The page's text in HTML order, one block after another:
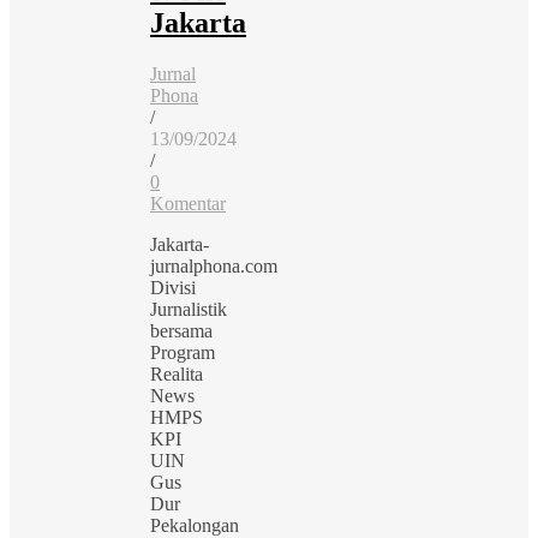
Jakarta
Jurnal
Phona
/
13/09/2024
/
0
Komentar
Jakarta-
jurnalphona.com
Divisi
Jurnalistik
bersama
Program
Realita
News
HMPS
KPI
UIN
Gus
Dur
Pekalongan